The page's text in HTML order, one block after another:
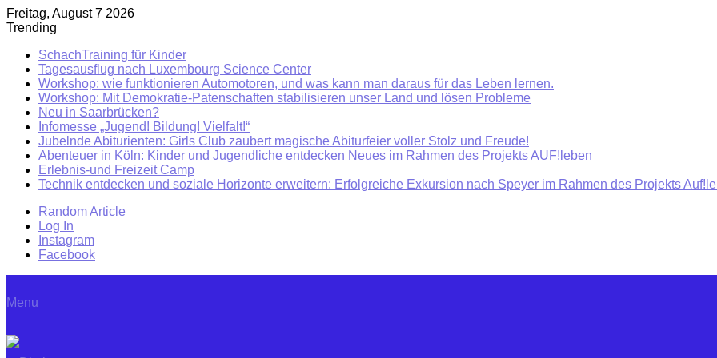
Freitag, August 7 2026
Trending
SchachTraining für Kinder
Tagesausflug nach Luxembourg Science Center
Workshop: wie funktionieren Automotoren, und was kann man daraus für das Leben lernen.
Workshop: Mit Demokratie-Patenschaften stabilisieren unser Land und lösen Probleme
Neu in Saarbrücken?
Infomesse „Jugend! Bildung! Vielfalt!“
Jubelnde Abiturienten: Girls Club zaubert magische Abiturfeier voller Stolz und Freude!
Abenteuer in Köln: Kinder und Jugendliche entdecken Neues im Rahmen des Projekts AUF!leben
Erlebnis-und Freizeit Camp
Technik entdecken und soziale Horizonte erweitern: Erfolgreiche Exkursion nach Speyer im Rahmen des Projekts
Random Article
Log In
Instagram
Facebook
Menu